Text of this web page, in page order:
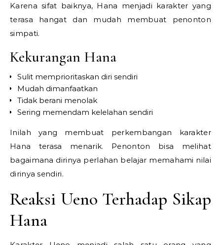
Karena sifat baiknya, Hana menjadi karakter yang
terasa hangat dan mudah membuat penonton
simpati.
Kekurangan Hana
Sulit memprioritaskan diri sendiri
Mudah dimanfaatkan
Tidak berani menolak
Sering memendam kelelahan sendiri
Inilah yang membuat perkembangan karakter
Hana terasa menarik. Penonton bisa melihat
bagaimana dirinya perlahan belajar memahami nilai
dirinya sendiri.
Reaksi Ueno Terhadap Sikap
Hana